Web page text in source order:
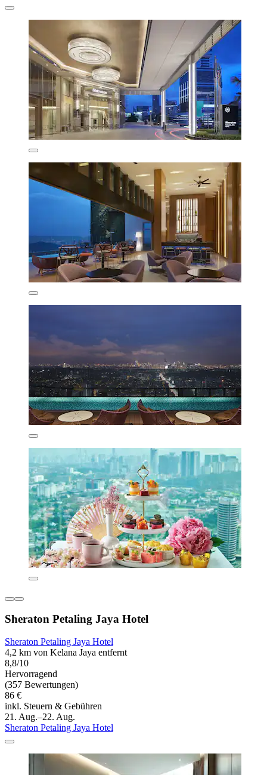
Sheraton Petaling Jaya Hotel
Sheraton Petaling Jaya Hotel
4,2 km von Kelana Jaya entfernt
8,8/10
Hervorragend
(357 Bewertungen)
86 €
inkl. Steuern & Gebühren
21. Aug.–22. Aug.
Sheraton Petaling Jaya Hotel